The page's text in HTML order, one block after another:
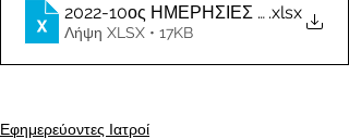
2022-10ος ΗΜΕΡΗΣΙΕΣ .xlsx
Λήψη XLSX • 17KB
Εφημερεύοντες Ιατροί